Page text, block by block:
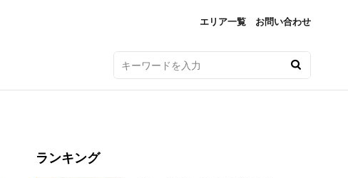
エリア一覧 お問い合わせ
ランキング